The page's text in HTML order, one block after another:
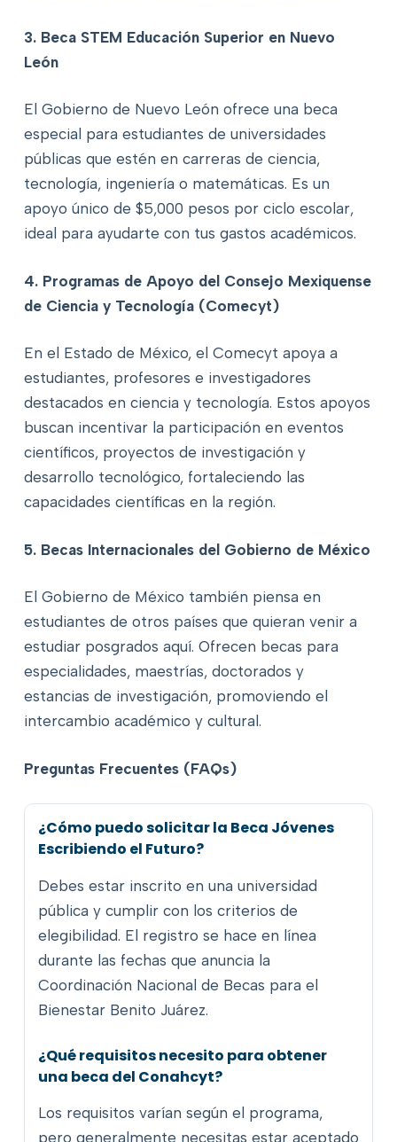
3. Beca STEM Educación Superior en Nuevo
León
El Gobierno de Nuevo León ofrece una beca
especial para estudiantes de universidades
públicas que estén en carreras de ciencia,
tecnología, ingeniería o matemáticas. Es un
apoyo único de $5,000 pesos por ciclo escolar,
ideal para ayudarte con tus gastos académicos.
4. Programas de Apoyo del Consejo Mexiquense
de Ciencia y Tecnología (Comecyt)
En el Estado de México, el Comecyt apoya a
estudiantes, profesores e investigadores
destacados en ciencia y tecnología. Estos apoyos
buscan incentivar la participación en eventos
científicos, proyectos de investigación y
desarrollo tecnológico, fortaleciendo las
capacidades científicas en la región.
5. Becas Internacionales del Gobierno de México
El Gobierno de México también piensa en
estudiantes de otros países que quieran venir a
estudiar posgrados aquí. Ofrecen becas para
especialidades, maestrías, doctorados y
estancias de investigación, promoviendo el
intercambio académico y cultural.
Preguntas Frecuentes (FAQs)
¿Cómo puedo solicitar la Beca Jóvenes
Escribiendo el Futuro?
Debes estar inscrito en una universidad
pública y cumplir con los criterios de
elegibilidad. El registro se hace en línea
durante las fechas que anuncia la
Coordinación Nacional de Becas para el
Bienestar Benito Juárez.
¿Qué requisitos necesito para obtener
una beca del Conahcyt?
Los requisitos varían según el programa,
pero generalmente necesitas estar aceptado